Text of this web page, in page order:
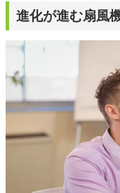
進化が進む扇風